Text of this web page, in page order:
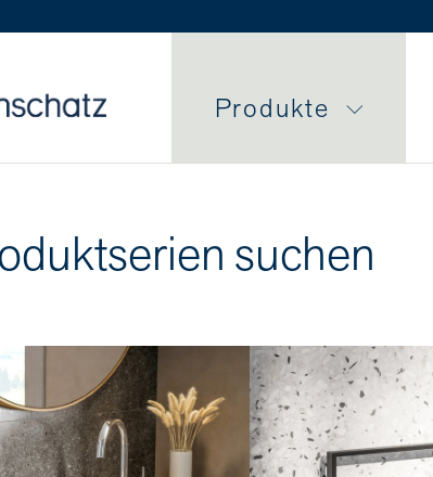
Produkte
suchen